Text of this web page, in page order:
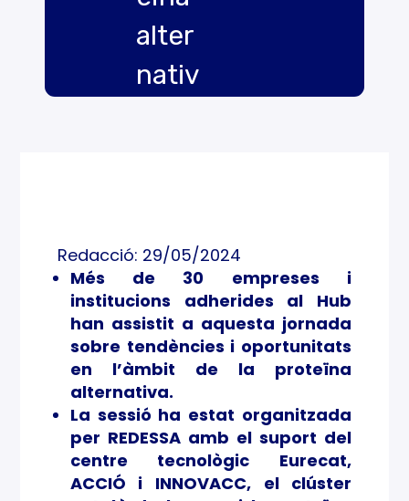
alter
nativ
era
jorna
da
del
Hub
Food
Redacció: 29/05/2024
Més de 30 empreses i
institucions adherides al Hub
han assistit a aquesta jornada
sobre tendències i oportunitats
en l’àmbit de la proteïna
alternativa.
La sessió ha estat organitzada
per REDESSA amb el suport del
centre tecnològic Eurecat,
ACCIÓ i INNOVACC, el clúster